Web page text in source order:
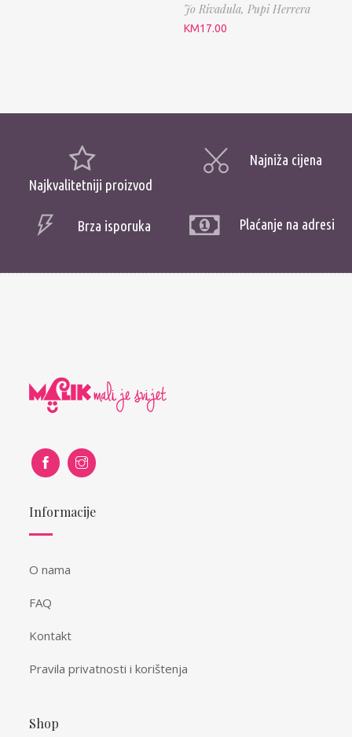
Jo Rivadula, Pupi Herrera
KM17.00
Najkvalitetniji proizvod
Najniža cijena
Brza isporuka Plaćanje na adresi
Informacije
O nama
FAQ
Kontakt
Pravila privatnosti i korištenja
Shop